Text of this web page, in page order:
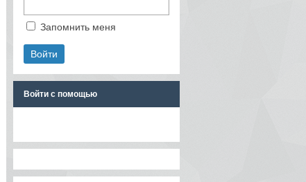
Запомнить меня
Войти с помощью